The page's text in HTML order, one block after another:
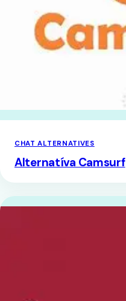
CHAT ALTERNATIVES
Alternatíva Camsurf